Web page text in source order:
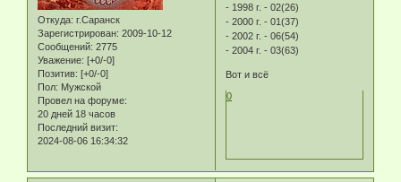
Откуда: г.Саранск
Зарегистрирован: 2009-10-12
Сообщений: 2775
Уважение: [+0/-0]
Позитив: [+0/-0]
Пол: Мужской
Провел на форуме:
20 дней 18 часов
Последний визит:
2024-08-06 16:34:32
- 1998 г. - 02(26)
- 2000 г. - 01(37)
- 2002 г. - 06(54)
- 2004 г. - 03(63)
Вот и всё
0